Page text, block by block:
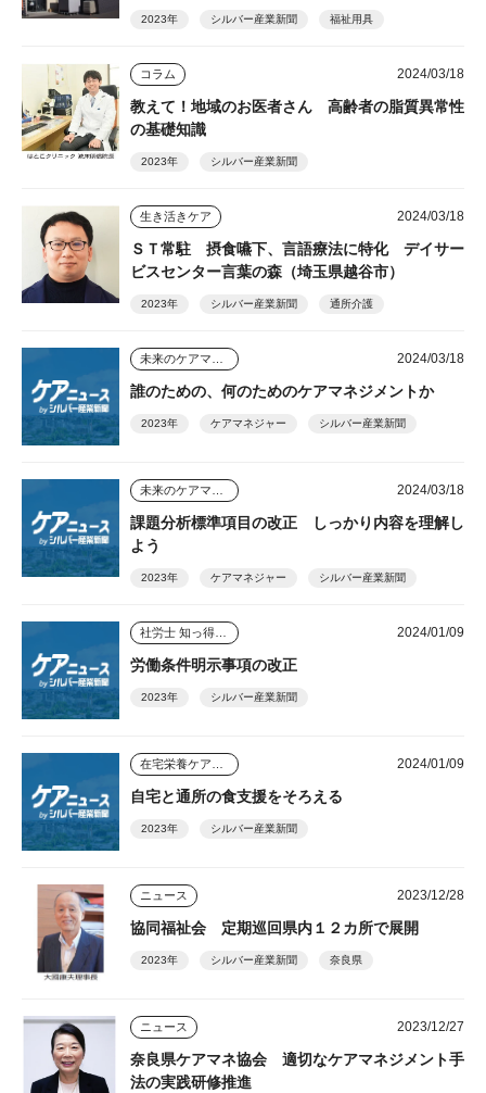
支える
2023年 シルバー産業新聞 福祉用具
コラム 2024/03/18
教えて！地域のお医者さん 高齢者の脂質異常性
の基礎知識
2023年 シルバー産業新聞
生き活きケア 2024/03/18
ＳＴ常駐 摂食嚥下、言語療法に特化 デイサー
ビスセンター言葉の森（埼玉県越谷市）
2023年 シルバー産業新聞 通所介護
2024/03/18
誰のための、何のためのケアマネジメントか
2023年 ケアマネジャー シルバー産業新聞
2024/03/18
課題分析標準項目の改正 しっかり内容を理解し
よう
2023年 ケアマネジャー シルバー産業新聞
2024/01/09
労働条件明示事項の改正
2023年 シルバー産業新聞
2024/01/09
自宅と通所の食支援をそろえる
2023年 シルバー産業新聞
ニュース 2023/12/28
協同福祉会 定期巡回県内１２カ所で展開
2023年 シルバー産業新聞 奈良県
ニュース 2023/12/27
奈良県ケアマネ協会 適切なケアマネジメント手
法の実践研修推進